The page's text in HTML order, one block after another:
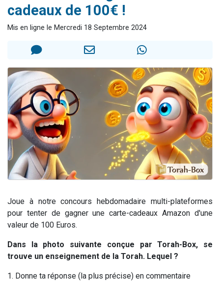
Il reste 49 places pour étudier en groupe sur Zoom
12 nouvelles musiques dans Torah-Box Music
2 personnes viennent de nous rejoindre sur WhatsApp
cadeaux de 100€ !
Mis en ligne le Mercredi 18 Septembre 2024
Joue à notre concours hebdomadaire multi-plateformes
pour tenter de gagner une carte-cadeaux Amazon d'une
valeur de 100 Euros.
Dans la photo suivante conçue par Torah-Box, se
trouve un enseignement de la Torah. Lequel ?
1. Donne ta réponse (la plus précise) en commentaire